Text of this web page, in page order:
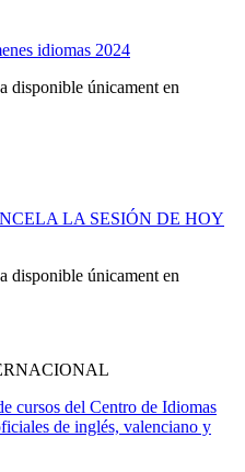
idiomas 2024
disponible únicament en
LA SESIÓN DE HOY
disponible únicament en
cursos del Centro de Idiomas
de inglés, valenciano y